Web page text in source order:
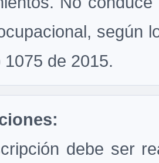
según
1075 de 2015.
debe ser